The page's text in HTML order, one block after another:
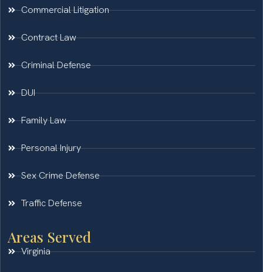
Commercial Litigation
Contract Law
Criminal Defense
DUI
Family Law
Personal Injury
Sex Crime Defense
Traffic Defense
Areas Served
Virginia